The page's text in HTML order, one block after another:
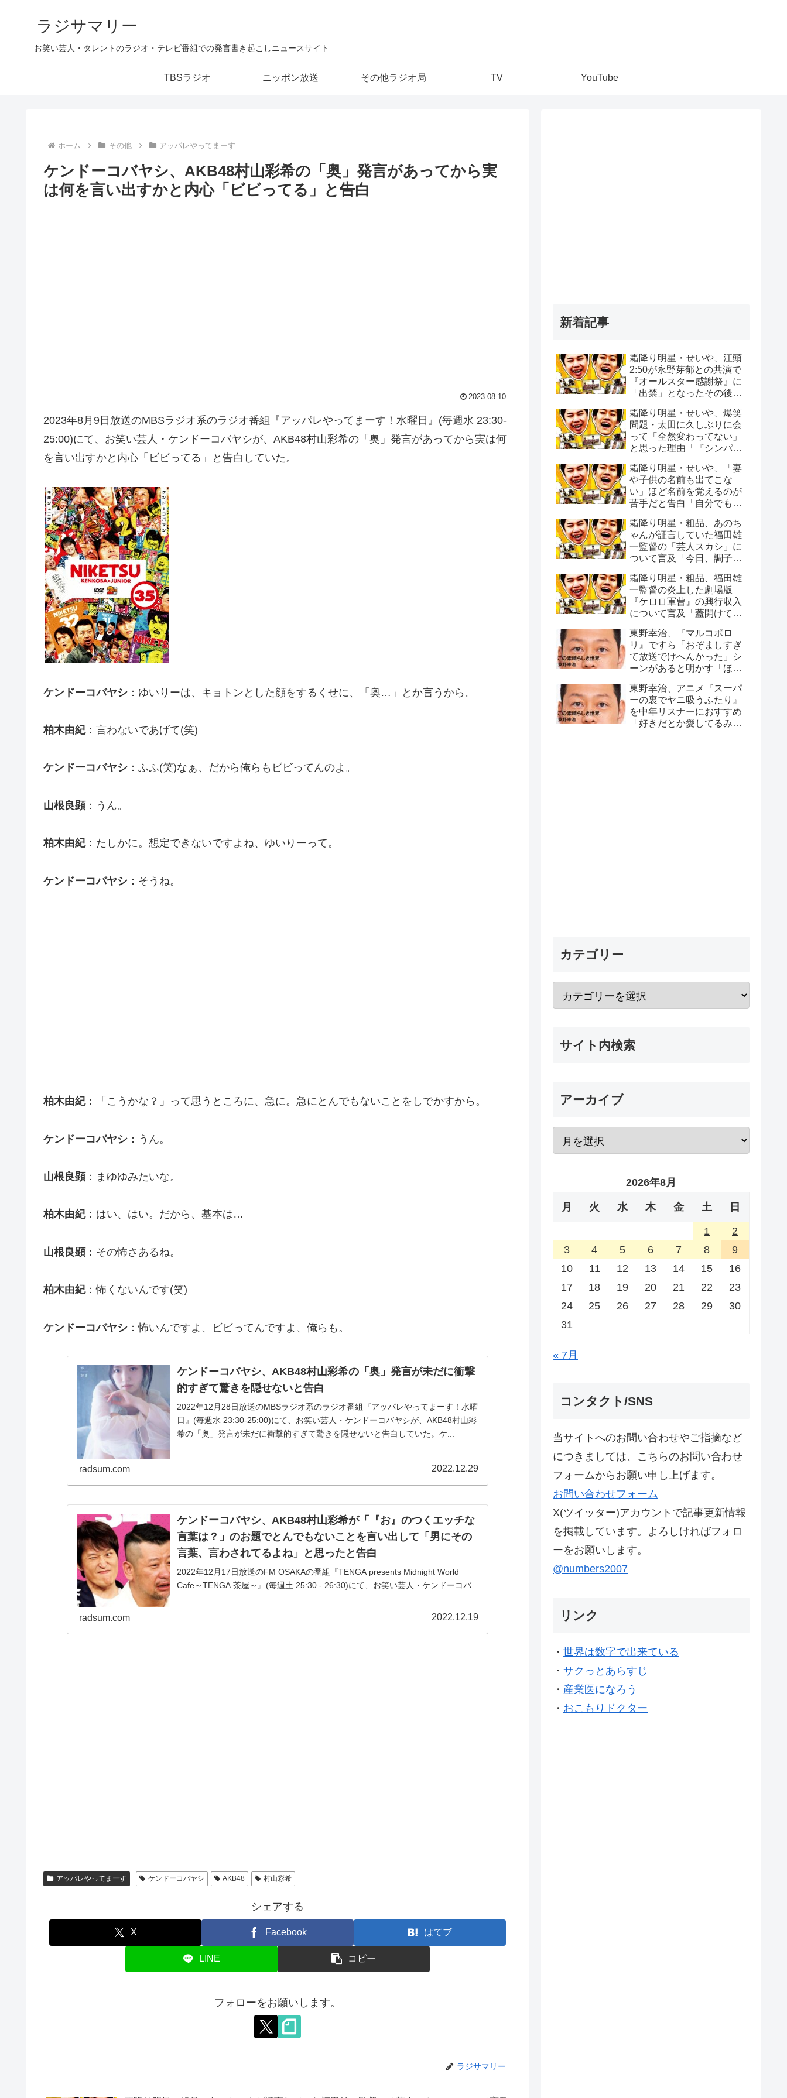
ラジサマリー
お笑い芸人・タレントのラジオ・テレビ番組での発言書き起こしニュースサイト
TBSラジオ ニッポン放送 その他ラジオ局 TV YouTube
ホーム その他 アッパレやってまーす
ケンドーコバヤシ、AKB48村山彩希の「奥」発言があってから実
は何を言い出すかと内心「ビビってる」と告白
2023.08.10
2023年8月9日放送のMBSラジオ系のラジオ番組『アッパレやってまーす！水曜日』(毎週水 23:30-
25:00)にて、お笑い芸人・ケンドーコバヤシが、AKB48村山彩希の「奥」発言があってから実は何
を言い出すかと内心「ビビってる」と告白していた。
ケンドーコバヤシ ：ゆいりーは、キョトンとした顔をするくせに、「奥…」とか言うから。
柏木由紀：言わないであげて(笑)
ケンドーコバヤシ ：ふふ(笑)なぁ、だから俺らもビビってんのよ。
山根良顕：うん。
柏木由紀：たしかに。想定できないですよね、ゆいりーって。
ケンドーコバヤシ ：そうね。
柏木由紀：「こうかな？」って思うところに、急に。急にとんでもないことをしでかすから。
ケンドーコバヤシ ：うん。
山根良顕 ：まゆゆみたいな。
柏木由紀：はい、はい。だから、基本は…
山根良顕：その怖さあるね。
柏木由紀：怖くないんです(笑)
ケンドーコバヤシ ：怖いんですよ、ビビってんですよ、俺らも。
ケンドーコバヤシ、AKB48村山彩希の「奥」発言が未だに衝撃
的すぎて驚きを隠せないと告白
2022年12月28日放送のMBSラジオ系のラジオ番組『アッパレやってまーす！水曜
日』(毎週水 23:30-25:00)にて、お笑い芸人・ケンドーコバヤシが、AKB48村山彩
希の「奥」発言が未だに衝撃的すぎて驚きを隠せないと告白していた。ケ...
radsum.com 2022.12.29
ケンドーコバヤシ、AKB48村山彩希が「『お』のつくエッチな
言葉は？」のお題でとんでもないことを言い出して「男にその
言葉、言わされてるよね」と思ったと告白
2022年12月17日放送のFM OSAKAの番組『TENGA presents Midnight World
Cafe～TENGA 茶屋～』(毎週土 25:30 - 26:30)にて、お笑い芸人・ケンドーコバ
radsum.com 2022.12.19
アッパレやってまーす ケンドーコバヤシ AKB48 村山彩希
シェアする
X Facebook はてブ
LINE コピー
フォローをお願いします。
ラジサマリー
新着記事
霜降り明星・せいや、江頭
2:50が永野芽郁との共演で
『オールスター感謝祭』に
「出禁」となったその後
ゃんねるで撮影を…」
霜降り明星・せいや、爆笑
問題・太田に久しぶりに会
って「全然変わってない」
と思った理由「『シンパイ
ない」
霜降り明星・せいや、「妻
や子供の名前も出てこな
い」ほど名前を覚えるのが
苦手だと告白「自分でもビ
霜降り明星・粗品、あのち
ゃんが証言していた福田雄
一監督の「芸人スカシ」に
ついて言及「今日、調子悪
霜降り明星・粗品、福田雄
一監督の炎上した劇場版
『ケロロ軍曹』の興行収入
について言及「蓋開けてみ
東野幸治、『マルコポロ
リ』ですら「おぞましすぎ
て放送でけへんかった」シ
ーンがあると明かす「ほん
て…」
東野幸治、アニメ『スーパ
ーの裏でヤニ吸うふたり』
を中年リスナーにおすすめ
「好きだとか愛してるみた
カテゴリー
サイト内検索
アーカイブ
2026年8月
月 火 水 木 金 土 日
1
2
3
4 5 6 7 8
9
10
11 12 13 14 15
16
17
18 19 20 21 22
23
24
25 26 27 28 29
30
31
« 7月
コンタクト/SNS
当サイトへのお問い合わせやご指摘など
につきましては、こちらのお問い合わせ
フォームからお願い申し上げます。
お問い合わせフォーム
X(ツイッター)アカウントで記事更新情報
を掲載しています。よろしければフォロ
ーをお願いします。
@numbers2007
リンク
・ 世界は数字で出来ている
・ サクっとあらすじ
・ 産業医になろう
・ おこもりドクター